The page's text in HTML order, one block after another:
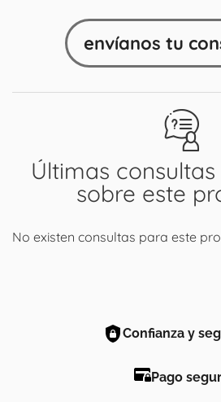
Últimas
sobre este
No existen consultas para este
envíanos tu
Confianza y
Pago